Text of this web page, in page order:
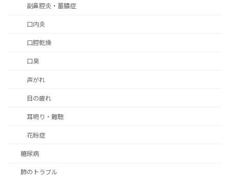
副鼻腔炎・蓄膿症
口内炎
口腔乾燥
口臭
声がれ
目の疲れ
耳鳴り・難聴
花粉症
糖尿病
肺のトラブル